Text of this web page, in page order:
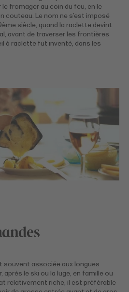
fromager au coin du feu, en le
couteau. Le nom ne s’est imposé
siècle, quand la raclette devint
avant de traverser les frontières
à raclette fut inventé, dans les
souvent associée aux longues
après le ski ou la luge, en famille ou
relativement riche, il est préférable